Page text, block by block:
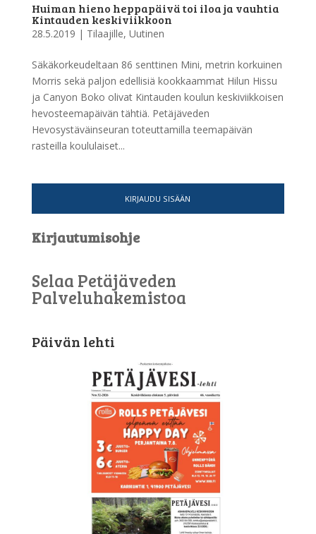
Huiman hieno heppapäivä toi iloa ja vauhtia
Kintauden keskiviikkoon
28.5.2019 | Tilaajille, Uutinen
Säkäkorkeudeltaan 86 senttinen Mini, metrin korkuinen
Morris sekä paljon edellisiä kookkaammat Hilun Hissu
ja Canyon Boko olivat Kintauden koulun keskiviikkoisen
hevosteemapäivän tähtiä. Petäjäveden
Hevosystäväinseuran toteuttamilla teemapäivän
rasteilla koululaiset...
KIRJAUDU SISÄÄN
Kirjautumisohje
Selaa Petäjäveden
Palveluhakemistoa
Päivän lehti